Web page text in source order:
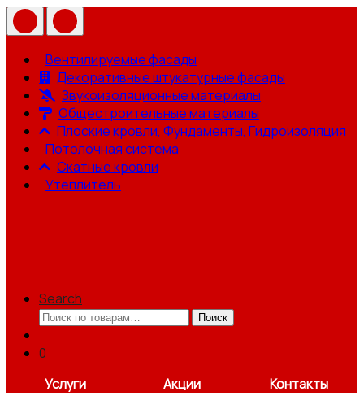
Вентилируемые фасады
Декоративные штукатурные фасады
Звукоизоляционные материалы
Общестроительные материалы
Плоские кровли, Фундаменты, Гидроизоляция
Потолочная система
Скатные кровли
Утеплитель
Search
Искать:
Поиск
0
Услуги
Акции Контакты